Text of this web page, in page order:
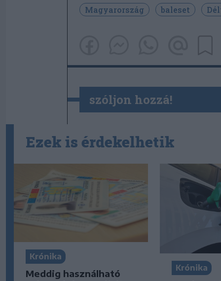
Magyarország baleset
szóljon hozzá!
Ezek is érdekelhetik
Krónika
Meddig használható
Krónika